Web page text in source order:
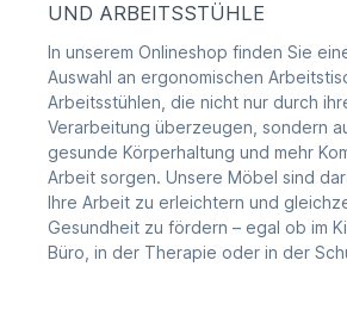
UND ARBEITSSTÜHLE
In unserem Onlineshop finden Sie
Auswahl an ergonomischen
Arbeitsstühlen, die nicht nur durch
Verarbeitung überzeugen, sondern
gesunde Körperhaltung und mehr
Arbeit sorgen. Unsere Möbel sind
Ihre Arbeit zu erleichtern und
Gesundheit zu fördern – egal ob im
Büro, in der Therapie oder in der